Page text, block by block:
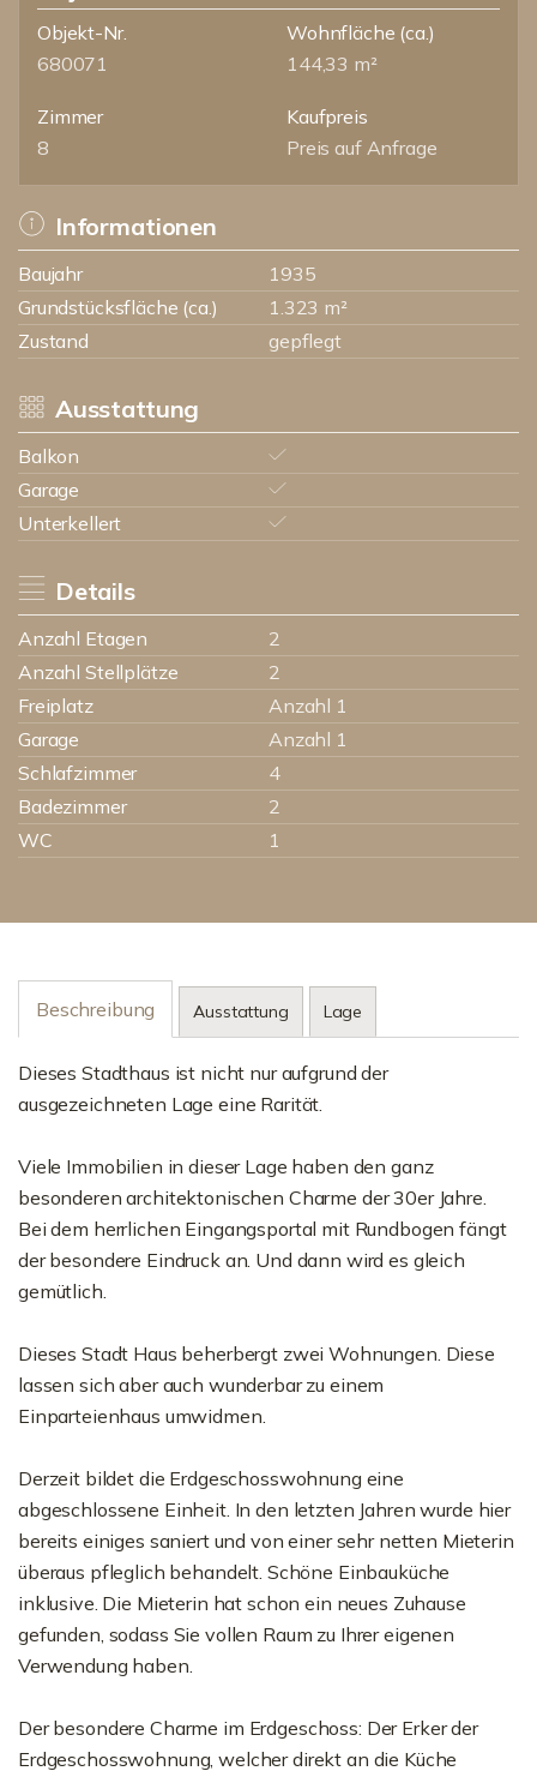
Objekt-Nr.
680071
Wohnfläche (ca.)
144,33 m²
Zimmer
8
Kaufpreis
Preis auf Anfrage
Informationen
Baujahr
1935
Grundstücksfläche (ca.)
1.323 m²
Zustand
gepflegt
Ausstattung
Balkon
Garage
Unterkellert
Details
Anzahl Etagen
2
Anzahl Stellplätze
2
Freiplatz
Anzahl 1
Garage
Anzahl 1
Schlafzimmer
4
Badezimmer
2
WC
1
Beschreibung Ausstattung Lage
Dieses Stadthaus ist nicht nur aufgrund der
ausgezeichneten Lage eine Rarität.
Viele Immobilien in dieser Lage haben den ganz
besonderen architektonischen Charme der 30er Jahre.
Bei dem herrlichen Eingangsportal mit Rundbogen fängt
der besondere Eindruck an. Und dann wird es gleich
gemütlich.
Dieses Stadt Haus beherbergt zwei Wohnungen. Diese
lassen sich aber auch wunderbar zu einem
Einparteienhaus umwidmen.
Derzeit bildet die Erdgeschosswohnung eine
abgeschlossene Einheit. In den letzten Jahren wurde hier
bereits einiges saniert und von einer sehr netten Mieterin
überaus pfleglich behandelt. Schöne Einbauküche
inklusive. Die Mieterin hat schon ein neues Zuhause
gefunden, sodass Sie vollen Raum zu Ihrer eigenen
Verwendung haben.
Der besondere Charme im Erdgeschoss: Der Erker der
Erdgeschosswohnung, welcher direkt an die Küche